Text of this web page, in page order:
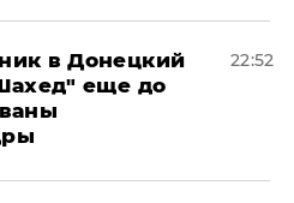
в Донецкий
еще до
22:52